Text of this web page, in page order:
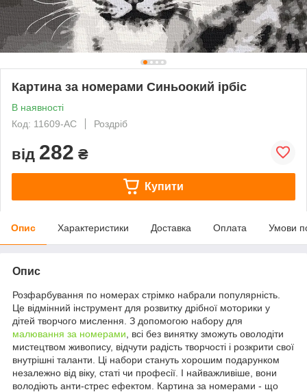
Картина за номерами Синьоокий ірбіс
В наявності
Код: 11609-AC
Роздріб
від 282 ₴
Купити
Опис Характеристики Доставка Оплата Умови
Опис
Розфарбування по номерах стрімко набрали популярність.
Це відмінний інструмент для розвитку дрібної моторики у
дітей творчого мислення. З допомогою набору для
малювання за номерами , всі без винятку зможуть оволодіти
мистецтвом живопису, відчути радість творчості і розкрити свої
внутрішні таланти. Ці набори стануть хорошим подарунком
незалежно від віку, статі чи професії. І найважливіше, вони
володіють анти-стрес ефектом. Картина за номерами - що